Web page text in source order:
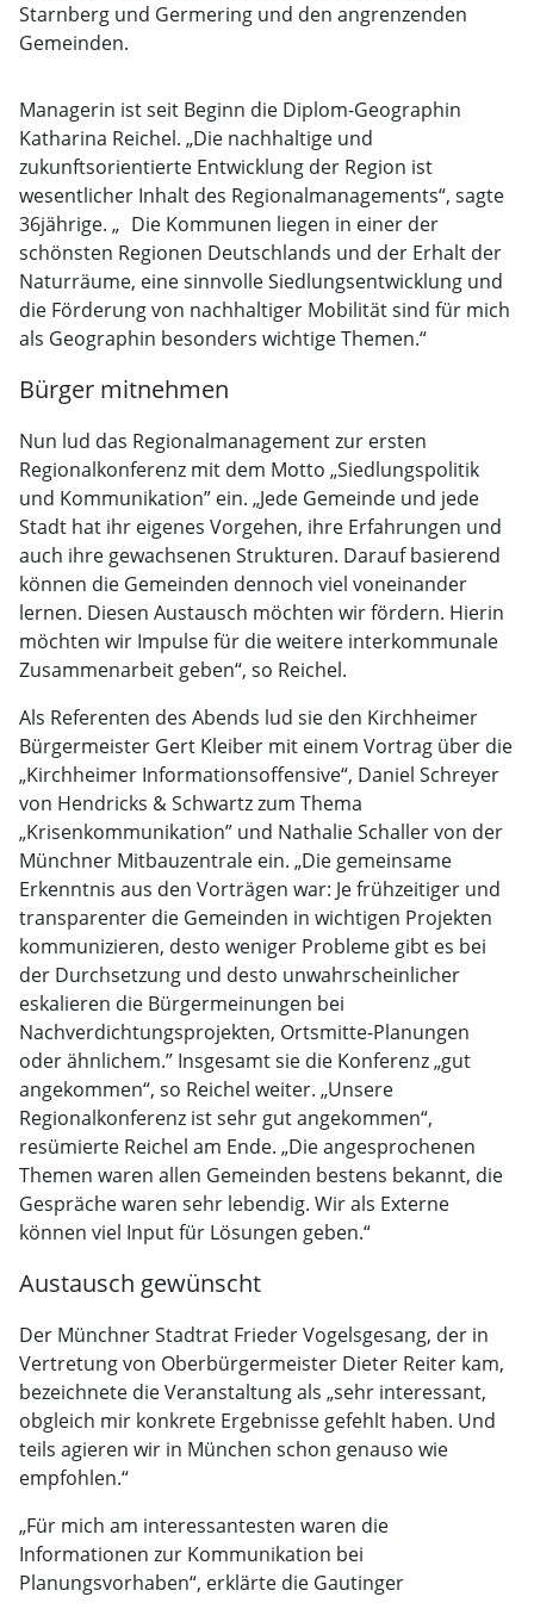
Starnberg und Germering und den angrenzenden
Gemeinden.
Managerin ist seit Beginn die Diplom-Geographin
Katharina Reichel. „Die nachhaltige und
zukunftsorientierte Entwicklung der Region ist
wesentlicher Inhalt des Regionalmanagements“, sagte
36jährige. „ Die Kommunen liegen in einer der
schönsten Regionen Deutschlands und der Erhalt der
Naturräume, eine sinnvolle Siedlungsentwicklung und
die Förderung von nachhaltiger Mobilität sind für mich
als Geographin besonders wichtige Themen.“
Bürger mitnehmen
Nun lud das Regionalmanagement zur ersten
Regionalkonferenz mit dem Motto „Siedlungspolitik
und Kommunikation” ein. „Jede Gemeinde und jede
Stadt hat ihr eigenes Vorgehen, ihre Erfahrungen und
auch ihre gewachsenen Strukturen. Darauf basierend
können die Gemeinden dennoch viel voneinander
lernen. Diesen Austausch möchten wir fördern. Hierin
möchten wir Impulse für die weitere interkommunale
Zusammenarbeit geben“, so Reichel.
Als Referenten des Abends lud sie den Kirchheimer
Bürgermeister Gert Kleiber mit einem Vortrag über die
„Kirchheimer Informationsoffensive“, Daniel Schreyer
von Hendricks & Schwartz zum Thema
„Krisenkommunikation” und Nathalie Schaller von der
Münchner Mitbauzentrale ein. „Die gemeinsame
Erkenntnis aus den Vorträgen war: Je frühzeitiger und
transparenter die Gemeinden in wichtigen Projekten
kommunizieren, desto weniger Probleme gibt es bei
der Durchsetzung und desto unwahrscheinlicher
eskalieren die Bürgermeinungen bei
Nachverdichtungsprojekten, Ortsmitte-Planungen
oder ähnlichem.” Insgesamt sie die Konferenz „gut
angekommen“, so Reichel weiter. „Unsere
Regionalkonferenz ist sehr gut angekommen“,
resümierte Reichel am Ende. „Die angesprochenen
Themen waren allen Gemeinden bestens bekannt, die
Gespräche waren sehr lebendig. Wir als Externe
können viel Input für Lösungen geben.“
Austausch gewünscht
Der Münchner Stadtrat Frieder Vogelsgesang, der in
Vertretung von Oberbürgermeister Dieter Reiter kam,
bezeichnete die Veranstaltung als „sehr interessant,
obgleich mir konkrete Ergebnisse gefehlt haben. Und
teils agieren wir in München schon genauso wie
empfohlen.“
„Für mich am interessantesten waren die
Informationen zur Kommunikation bei
Planungsvorhaben“, erklärte die Gautinger